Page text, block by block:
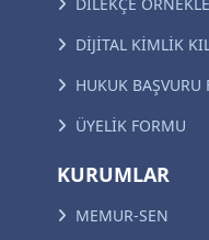
DİJİTAL KİMLİK
HUKUK BAŞVURU
ÜYELİK FORMU
KURUMLAR
MEMUR-SEN